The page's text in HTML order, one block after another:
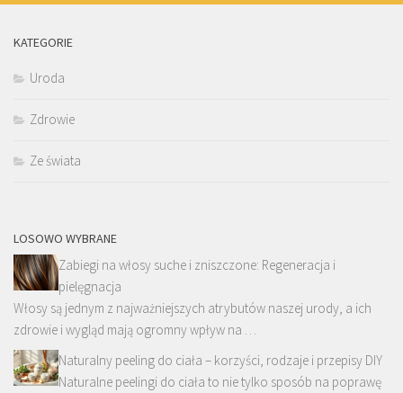
KATEGORIE
Uroda
Zdrowie
Ze świata
LOSOWO WYBRANE
Zabiegi na włosy suche i zniszczone: Regeneracja i
pielęgnacja
Włosy są jednym z najważniejszych atrybutów naszej urody, a ich
zdrowie i wygląd mają ogromny wpływ na …
Naturalny peeling do ciała – korzyści, rodzaje i przepisy DIY
Naturalne peelingi do ciała to nie tylko sposób na poprawę